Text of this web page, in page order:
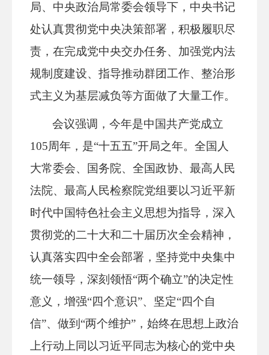
局、中央政治局常委会领导下，中央书记
处认真贯彻党中央决策部署，积极履职尽
责，在完成党中央交办任务、加强党内法
规制度建设、指导推动群团工作、整治形
式主义为基层减负等方面做了大量工作。
会议强调，今年是中国共产党成立
105周年，是“十五五”开局之年。全国人
大常委会、国务院、全国政协、最高人民
法院、最高人民检察院党组要以习近平新
时代中国特色社会主义思想为指导，深入
贯彻党的二十大和二十届历次全会精神，
认真落实四中全会部署，坚持党中央集中
统一领导，深刻领悟“两个确立”的决定性
意义，增强“四个意识”、坚定“四个自
信”、做到“两个维护”，始终在思想上政治
上行动上同以习近平同志为核心的党中央